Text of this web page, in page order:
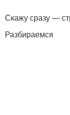
Скажу сразу —
Разбираемся